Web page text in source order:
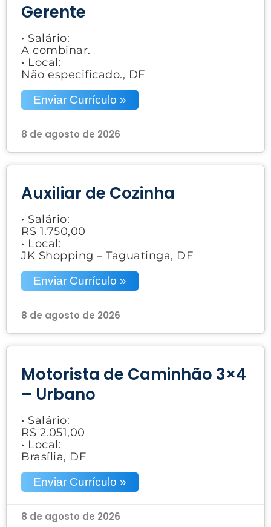
Gerente
• Salário:
A combinar.
• Local:
Não especificado., DF
Enviar Currículo »
8 de agosto de 2026
Auxiliar de Cozinha
• Salário:
R$ 1.750,00
• Local:
JK Shopping – Taguatinga, DF
Enviar Currículo »
8 de agosto de 2026
Motorista de Caminhão 3×4
– Urbano
• Salário:
R$ 2.051,00
• Local:
Brasília, DF
Enviar Currículo »
8 de agosto de 2026